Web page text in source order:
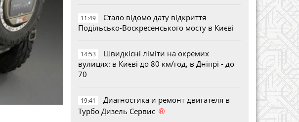
11:49
Стало відомо дату відкриття
Подільсько-Воскресенського мосту в Києві
14:53
Швидкісні ліміти на окремих
вулицях: в Києві до 80 км/год, в Дніпрі - до
70
19:41
Диагностика и ремонт двигателя в
Турбо Дизель Сервис ®